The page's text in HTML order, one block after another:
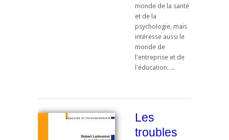
monde de la santé
et de la
psychologie, mais
intéresse aussi le
monde de
l'entreprise et de
l'éducation. ...
Les
troubles